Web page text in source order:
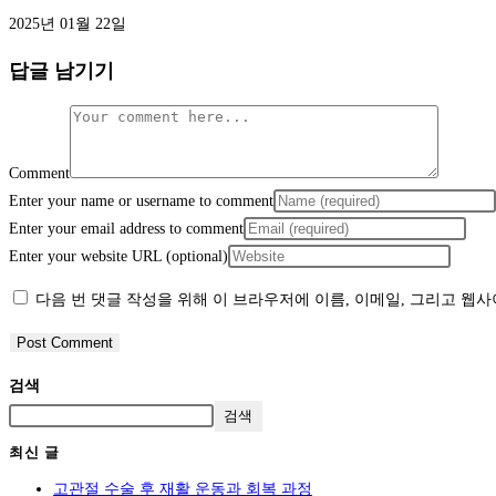
2025년 01월 22일
답글 남기기
Comment
Enter your name or username to comment
Enter your email address to comment
Enter your website URL (optional)
다음 번 댓글 작성을 위해 이 브라우저에 이름, 이메일, 그리고 웹사
검색
검색
최신 글
고관절 수술 후 재활 운동과 회복 과정